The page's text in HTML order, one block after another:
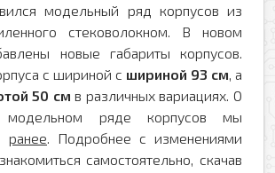
модельный ряд корпусов из
стековолокном. В новом
новые габариты корпусов.
с шириной с шириной 93 см, а
50 смв различных вариациях. О
модельном ряде корпусов мы
ранее. Подробнее с изменениями
самостоятельно, скачав
заказу